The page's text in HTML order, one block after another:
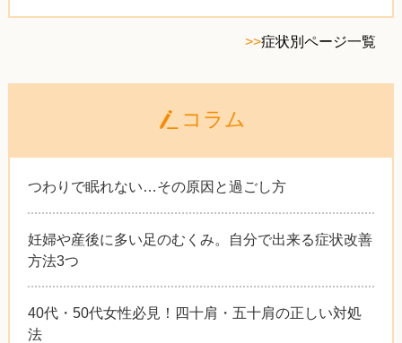
>>症状別ページ一覧
コラム
つわりで眠れない…その原因と過ごし方
妊婦や産後に多い足のむくみ。自分で出来る症状改善
方法3つ
40代・50代女性必見！四十肩・五十肩の正しい対処
法